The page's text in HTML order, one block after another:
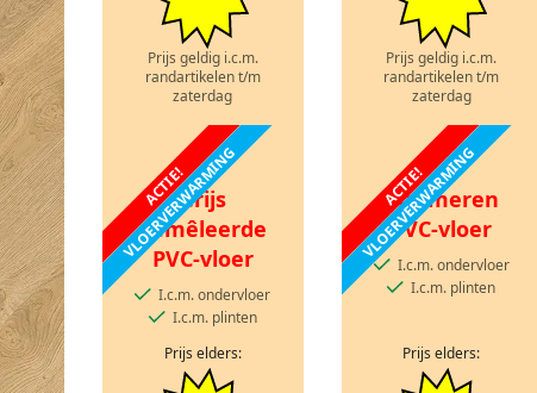
Prijs geldig i.c.m.
randartikelen t/m
zaterdag
Prijs geldig i.c.m.
randartikelen t/m
zaterdag
ACTIE!
VLOERVERWARMING
Grijs
gemêleerde
PVC-vloer
I.c.m. ondervloer
I.c.m. plinten
Prijs elders:
ACTIE!
VLOERVERWARMING
Marmeren
PVC-vloer
I.c.m. ondervloer
I.c.m. plinten
Prijs elders: